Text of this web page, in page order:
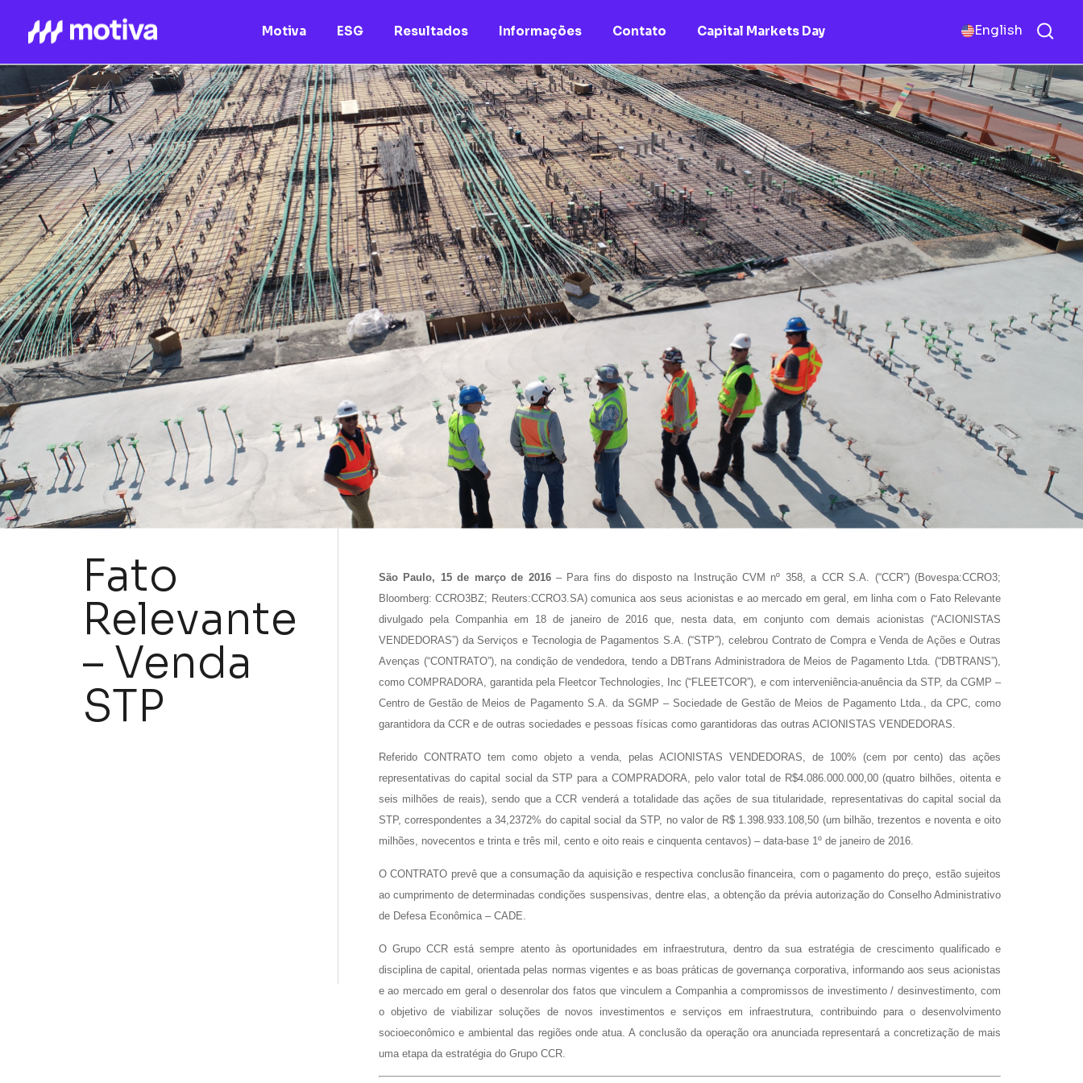
Motiva ESG Resultados
Motiva
Nossos Ativos
Informações Contato Capital Markets Day English
Fato
Relevante
– Venda
STP
São Paulo, 15 de março de 2016– Para fins do disposto na Instrução CVM nº 358, a CCR S.A. (“CCR”) (Bovespa:CCRO3;
Bloomberg: CCRO3BZ; Reuters:CCRO3.SA) comunica aos seus acionistas e ao mercado em geral, em linha com o Fato Relevante
divulgado pela Companhia em 18 de janeiro de 2016 que, nesta data, em conjunto com demais acionistas (“ACIONISTAS
VENDEDORAS”) da Serviços e Tecnologia de Pagamentos S.A. (“STP”), celebrou Contrato de Compra e Venda de Ações e Outras
Avenças (“CONTRATO”), na condição de vendedora, tendo a DBTrans Administradora de Meios de Pagamento Ltda. (“DBTRANS”),
como COMPRADORA, garantida pela Fleetcor Technologies, Inc (“FLEETCOR”), e com interveniência-anuência da STP, da CGMP –
Centro de Gestão de Meios de Pagamento S.A. da SGMP – Sociedade de Gestão de Meios de Pagamento Ltda., da CPC, como
garantidora da CCR e de outras sociedades e pessoas físicas como garantidoras das outras ACIONISTAS VENDEDORAS.
Referido CONTRATO tem como objeto a venda, pelas ACIONISTAS VENDEDORAS, de 100% (cem por cento) das ações
representativas do capital social da STP para a COMPRADORA, pelo valor total de R$4.086.000.000,00 (quatro bilhões, oitenta e
seis milhões de reais), sendo que a CCR venderá a totalidade das ações de sua titularidade, representativas do capital social da
STP, correspondentes a 34,2372% do capital social da STP, no valor de R$ 1.398.933.108,50 (um bilhão, trezentos e noventa e oito
milhões, novecentos e trinta e três mil, cento e oito reais e cinquenta centavos) – data-base 1º de janeiro de 2016.
O CONTRATO prevê que a consumação da aquisição e respectiva conclusão financeira, com o pagamento do preço, estão sujeitos
ao cumprimento de determinadas condições suspensivas, dentre elas, a obtenção da prévia autorização do Conselho Administrativo
de Defesa Econômica – CADE.
O Grupo CCR está sempre atento às oportunidades em infraestrutura, dentro da sua estratégia de crescimento qualificado e
disciplina de capital, orientada pelas normas vigentes e as boas práticas de governança corporativa, informando aos seus acionistas
e ao mercado em geral o desenrolar dos fatos que vinculem a Companhia a compromissos de investimento / desinvestimento, com
o objetivo de viabilizar soluções de novos investimentos e serviços em infraestrutura, contribuindo para o desenvolvimento
socioeconômico e ambiental das regiões onde atua. A conclusão da operação ora anunciada representará a concretização de mais
uma etapa da estratégia do Grupo CCR.
Empresa
Grupos
Li e concordo com os Termos de Uso e Política de Privacidade
Enviar